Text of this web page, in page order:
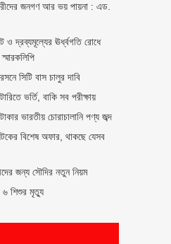
জনগণ আর ভয় পায়না : এড.
ও দ্রব্যমূল্যের ঊর্ধ্বগতি রোধে
সিটি বাস চালুর দাবি
ভর্তি, বাকি সব পরীক্ষায়
ভারতীয় চোরাচালানি পণ্য জব্দ
বিশেষ অফার, থাকছে যেসব
জন্য সৌদির নতুন নিয়ম
৬ শিশুর মৃত্যু